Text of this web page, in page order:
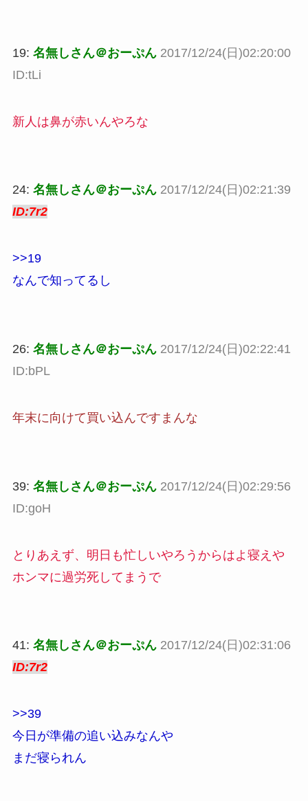
19: 名無しさん＠おーぷん 2017/12/24(日)02:20:00
ID:tLi
新人は鼻が赤いんやろな
24: 名無しさん＠おーぷん 2017/12/24(日)02:21:39
ID:7r2
>>19
なんで知ってるし
26: 名無しさん＠おーぷん 2017/12/24(日)02:22:41
ID:bPL
年末に向けて買い込んですまんな
39: 名無しさん＠おーぷん 2017/12/24(日)02:29:56
ID:goH
とりあえず、明日も忙しいやろうからはよ寝えや
ホンマに過労死してまうで
41: 名無しさん＠おーぷん 2017/12/24(日)02:31:06
ID:7r2
>>39
今日が準備の追い込みなんや
まだ寝られん